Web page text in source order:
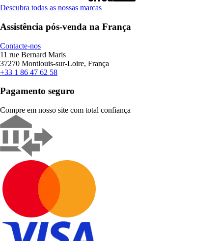
Descubra todas as nossas marcas
Assistência pós-venda na França
Contacte-nos
11 rue Bernard Maris
37270 Montlouis-sur-Loire, França
+33 1 86 47 62 58
Pagamento seguro
Compre em nosso site com total confiança